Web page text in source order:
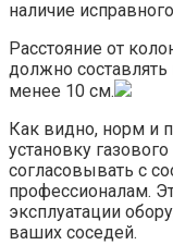
наличие
Расстояние от
должно
менее 10 см.
Как видно, норм и
установку
согласовывать с
профессионалам.
эксплуатации
ваших соседей.